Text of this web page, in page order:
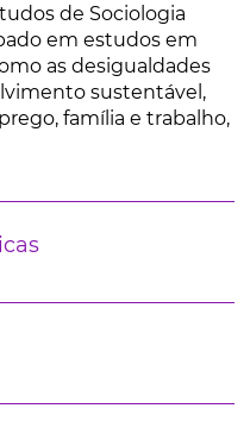
de Sociologia
em estudos em
as desigualdades
sustentável,
família e trabalho,